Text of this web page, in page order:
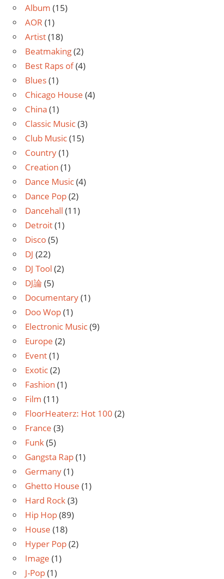
Album (15)
AOR (1)
Artist(18)
Beatmaking(2)
Best Raps of(4)
Blues(1)
Chicago House (4)
China (1)
Classic Music(3)
Club Music(15)
Country(1)
Creation (1)
Dance Music(4)
Dance Pop(2)
Dancehall (11)
Detroit(1)
Disco(5)
DJ (22)
DJ Tool (2)
DJ論 (5)
Documentary(1)
Doo Wop(1)
Electronic Music(9)
Europe (2)
Event(1)
Exotic(2)
Fashion (1)
Film (11)
FloorHeaterz: Hot 100 (2)
France (3)
Funk(5)
Gangsta Rap(1)
Germany(1)
Ghetto House (1)
Hard Rock(3)
Hip Hop(89)
House (18)
Hyper Pop(2)
Image (1)
J-Pop(1)